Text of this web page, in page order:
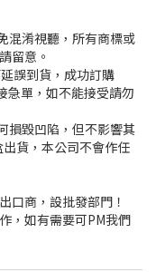
混淆視聽，所有商標或
留意。
誤到貨，成功訂購
急單，如不能接受請勿
損毀凹陷，但不影響其
貨，本公司不會作任
口商，設批發部門！
，如有需要可PM我們